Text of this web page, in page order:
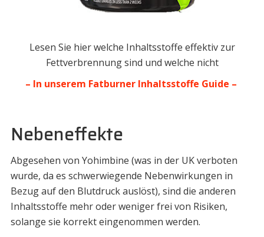
Lesen Sie hier welche Inhaltsstoffe effektiv zur
Fettverbrennung sind und welche nicht
– In unserem Fatburner Inhaltsstoffe Guide –
Nebeneffekte
Abgesehen von Yohimbine (was in der UK verboten
wurde, da es schwerwiegende Nebenwirkungen in
Bezug auf den Blutdruck auslöst), sind die anderen
Inhaltsstoffe mehr oder weniger frei von Risiken,
solange sie korrekt eingenommen werden.